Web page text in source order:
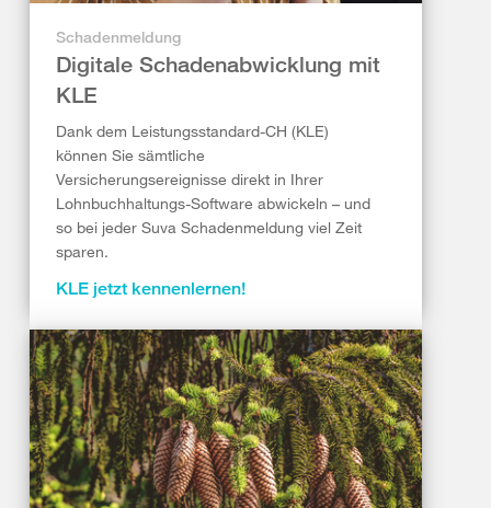
Schadenmeldung
Digitale Schadenabwicklung mit
KLE
Dank dem Leistungsstandard-CH (KLE)
können Sie sämtliche
Versicherungsereignisse direkt in Ihrer
Lohnbuchhaltungs-Software abwickeln – und
so bei jeder Suva Schadenmeldung viel Zeit
sparen.
KLE jetzt kennenlernen!